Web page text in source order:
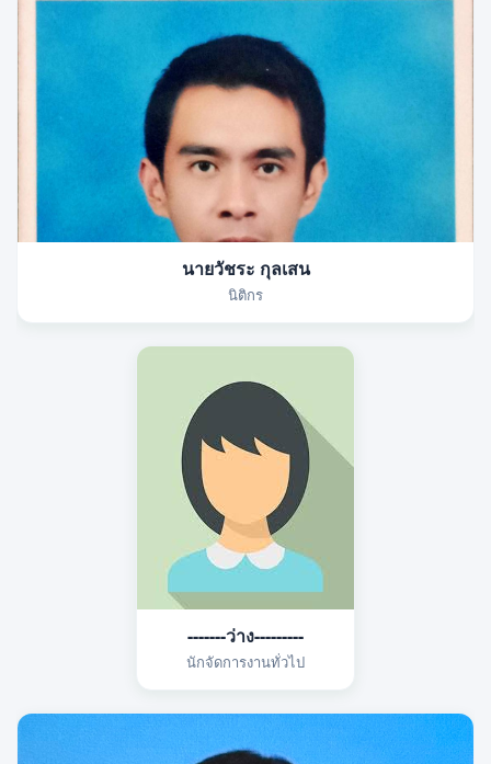
นายวัชระ กุลเสน
นิติกร
-------ว่าง---------
นักจัดการงานทั่วไป